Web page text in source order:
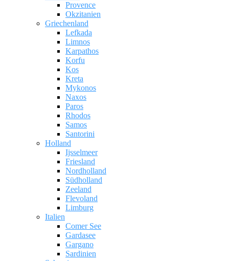
Provence
Okzitanien
Griechenland
Lefkada
Limnos
Karpathos
Korfu
Kos
Kreta
Mykonos
Naxos
Paros
Rhodos
Samos
Santorini
Holland
Ijsselmeer
Friesland
Nordholland
Südholland
Zeeland
Flevoland
Limburg
Italien
Comer See
Gardasee
Gargano
Sardinien